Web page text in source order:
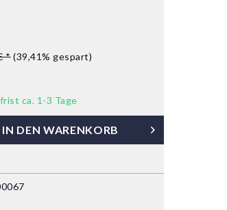
* (39,41% gespart)
ca. 1-3 Tage
IN DEN WARENKORB